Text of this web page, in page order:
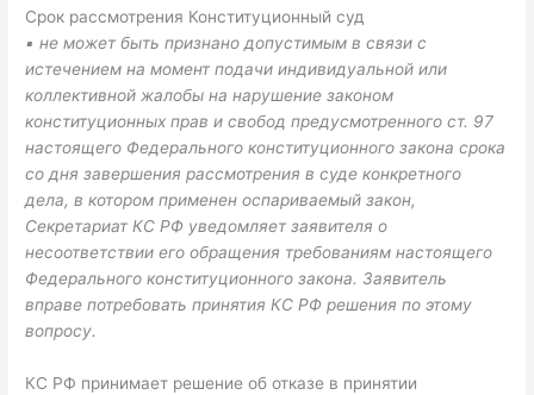
Срок рассмотрения Конституционный суд
▪ не может быть признано допустимым в связи с
истечением на момент подачи индивидуальной или
коллективной жалобы на нарушение законом
конституционных прав и свобод предусмотренного ст. 97
настоящего Федерального конституционного закона срока
со дня завершения рассмотрения в суде конкретного
дела, в котором применен оспариваемый закон,
Секретариат КС РФ уведомляет заявителя о
несоответствии его обращения требованиям настоящего
Федерального конституционного закона. Заявитель
вправе потребовать принятия КС РФ решения по этому
вопросу.
КС РФ принимает решение об отказе в принятии